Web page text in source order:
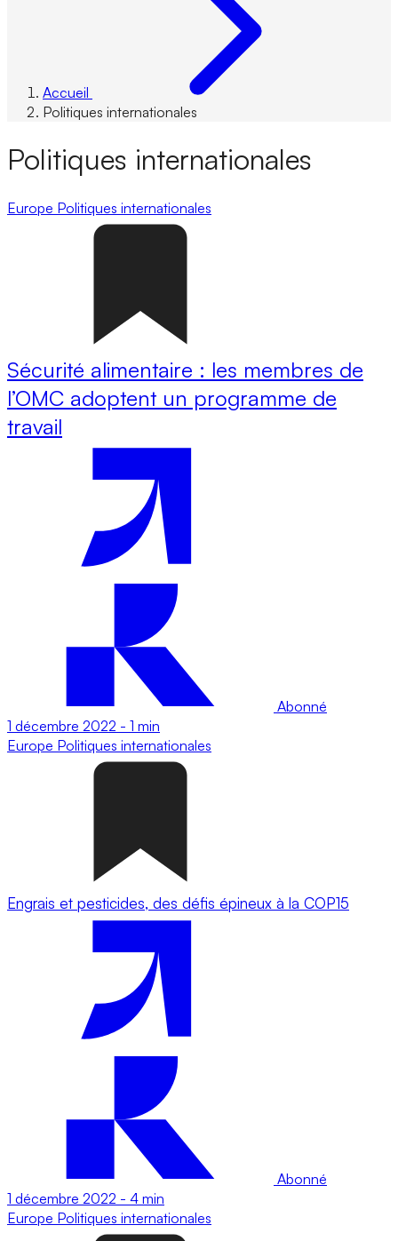
Accueil
Politiques internationales
Politiques internationales
Europe Politiques internationales
Sécurité alimentaire : les membres de
l’OMC adoptent un programme de
travail
Abonné
1 décembre 2022 - 1 min
Europe Politiques internationales
Engrais et pesticides, des défis épineux à la COP15
Abonné
1 décembre 2022 - 4 min
Europe Politiques internationales